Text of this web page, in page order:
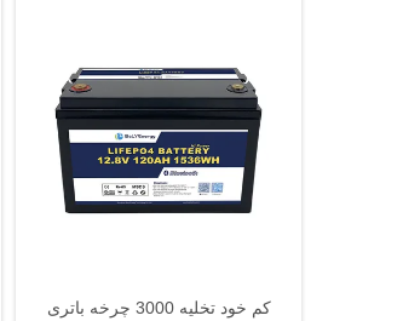
کم خود تخلیه 3000 چرخه باتری